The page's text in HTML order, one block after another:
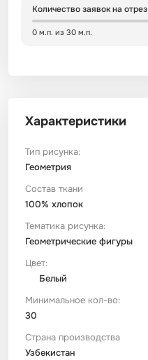
Количество заявок на отрез
0 м.п. из 30 м.п.
Характеристики
Тип рисунка:
Геометрия
Состав ткани
100% хлопок
Тематика рисунка:
Геометрические фигуры
Цвет:
Белый
Минимальное кол-во:
30
Страна производства
Узбекистан
Сатин
Сатин Страйп
Сатин Твил
Сетка
Ситец
Спанбонд
ТиСи Твил
Трикотаж
Тюль
Фланель
Флис
Футер
Зеленый
Детский
Город / архитектура
Морская тема
Космос
Техника / транспорт
Этнический
Имитации материалов